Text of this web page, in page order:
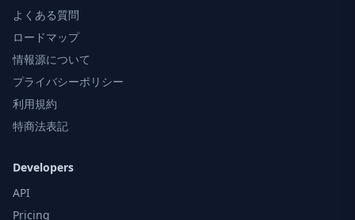
よくある質問
ロードマップ
情報源について
プライバシーポリシー
利用規約
特商法表記
Developers
API
Pricing